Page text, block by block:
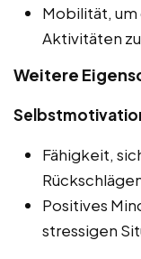
Mobilität, um
Aktivitäten
Weitere
Fähigkeit,
Positives
stressigen